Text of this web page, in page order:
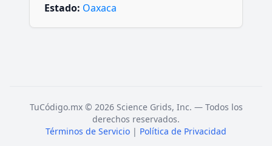
Estado: Oaxaca
TuCódigo.mx © 2026 Science Grids, Inc. — Todos los
derechos reservados.
Términos de Servicio | Política de Privacidad